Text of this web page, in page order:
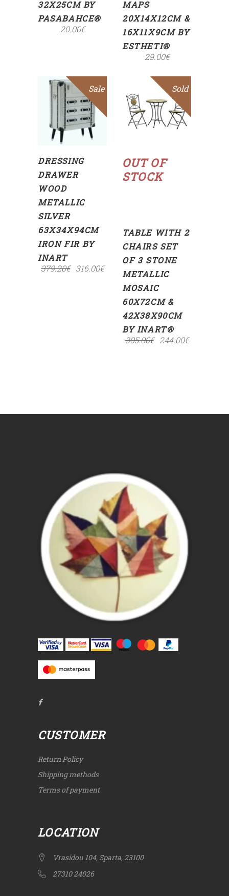
32X25CM BY
PASABAHCE®
20.00€
MAPS
20X14X12CM &
16X11X9CM BY
ESTHETI®
29.00€
Sale
ADD
TO
CART
DRESSING
DRAWER
WOOD
METALLIC
SILVER
63X34X94CM
IRON FIR BY
INART
379.20€ 316.00€
Sale
OUT OF
STOCK
Sold
TABLE WITH 2
CHAIRS SET
OF 3 STONE
METALLIC
MOSAIC
60Χ72CM &
42Χ38Χ90CM
BY INART®
305.00€ 244.00€
CUSTOMER
Return Policy
Shipping methods
Terms of payment
LOCATION
Vrasidou 104, Sparta, 23100
27310 24026